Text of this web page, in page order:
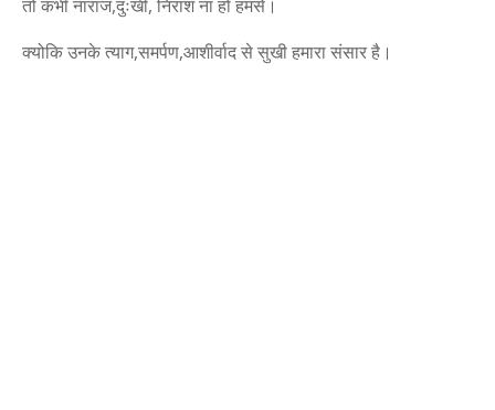
तो कभी नाराज,दुःखी, निराश ना हो हमसे।
क्योकि उनके त्याग,समर्पण,आशीर्वाद से सुखी हमारा संसार है।